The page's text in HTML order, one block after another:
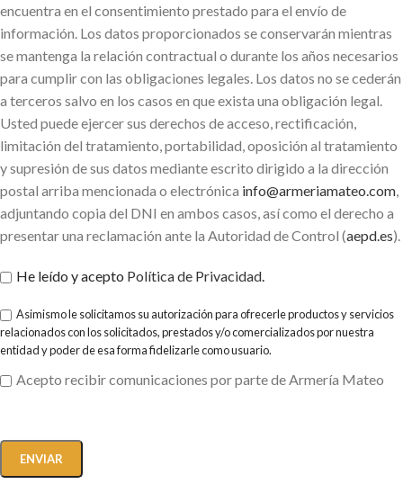
encuentra en el consentimiento prestado para el envío de
información. Los datos proporcionados se conservarán mientras
se mantenga la relación contractual o durante los años necesarios
para cumplir con las obligaciones legales. Los datos no se cederán
a terceros salvo en los casos en que exista una obligación legal.
Usted puede ejercer sus derechos de acceso, rectificación,
limitación del tratamiento, portabilidad, oposición al tratamiento
y supresión de sus datos mediante escrito dirigido a la dirección
postal arriba mencionada o electrónica info@armeriamateo.com
adjuntando copia del DNI en ambos casos, así como el derecho a
presentar una reclamación ante la Autoridad de Control (aepd.es).
He leído y acepto Política de Privacidad
Asimismo le solicitamos su autorización para ofrecerle productos y servicios
relacionados con los solicitados, prestados y/o comercializados por nuestra
entidad y poder de esa forma fidelizarle como usuario.
Acepto recibir comunicaciones por parte de Armería Mateo